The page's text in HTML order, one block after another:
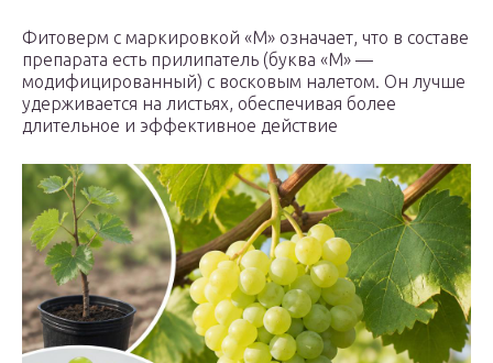
Фитоверм с маркировкой «М» означает, что в составе
препарата есть прилипатель (буква «М» —
модифицированный) с восковым налетом. Он лучше
удерживается на листьях, обеспечивая более
длительное и эффективное действие